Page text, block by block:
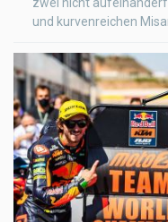
und kurvenreichen